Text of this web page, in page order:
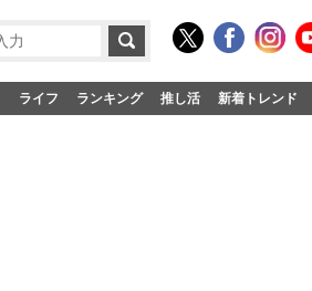
ライフ ランキング 推し活 新着トレンド